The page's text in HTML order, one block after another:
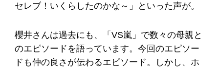
セレブ！いくらしたのかな～」といった声が。
櫻井さんは過去にも、「VS嵐」で数々の母親と
のエピソードを語っています。今回のエピソー
ドも仲の良さが伝わるエピソード。しかし、ホ